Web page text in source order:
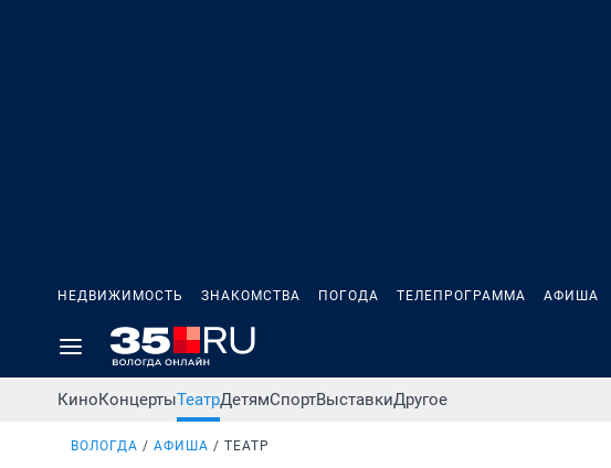
НЕДВИЖИМОСТЬ ЗНАКОМСТВА ПОГОДА ТЕЛЕПРОГРАММА АФИША
КиноКонцертыТеатрДетямСпортВыставкиДругое
ВОЛОГДА АФИША ТЕАТР